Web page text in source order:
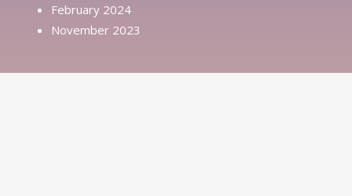
February 2024
November 2023